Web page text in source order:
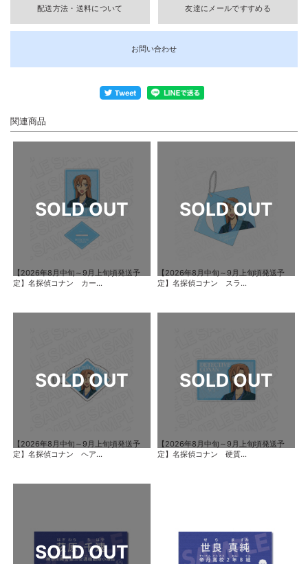
配送方法・送料について 友達にメールですすめる
お問い合わせ
関連商品
【2026年8月中旬～9月上旬頃発送予
定】名探偵コナン カー...
【2026年8月中旬～9月上旬頃発送予
定】名探偵コナン スラ...
【2026年8月中旬～9月上旬頃発送予
定】名探偵コナン ヘア...
【2026年8月中旬～9月上旬頃発送予
定】名探偵コナン 硬質...